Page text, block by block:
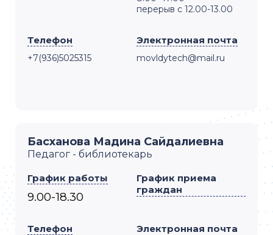
перерыв с 12.00-13.00
Телефон
+7(936)5025315
Электронная почта
movldytech@mail.ru
Басханова Мадина Сайдалиевна
Педагог - библиотекарь
График работы
9.00-18.30
График приема
граждан
Телефон Электронная почта